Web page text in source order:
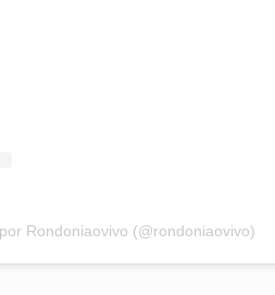
Rondoniaovivo (@rondoniaovivo)